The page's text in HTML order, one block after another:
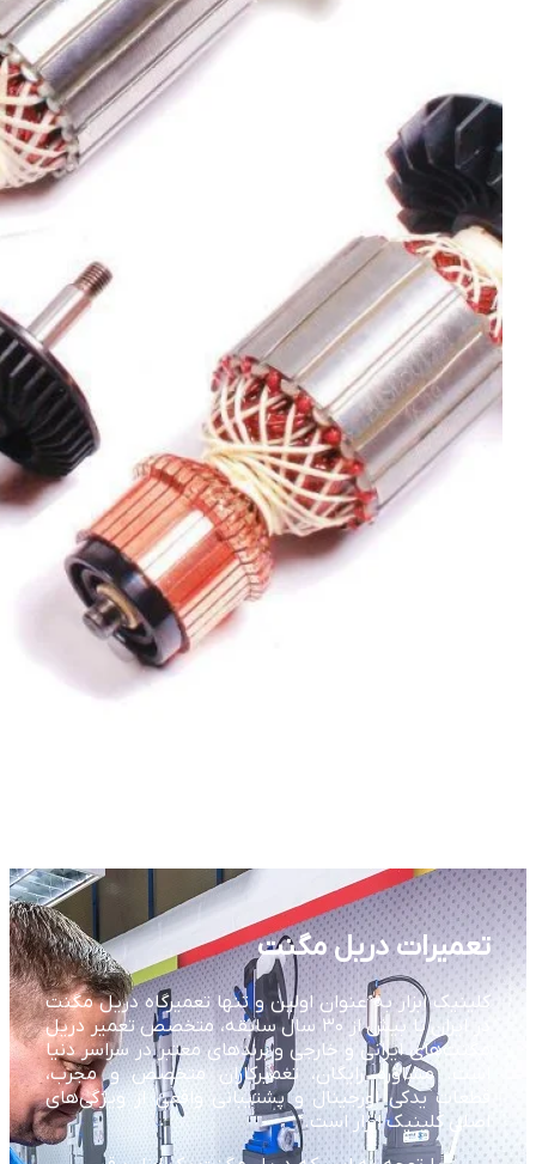
تعمیرات دریل مگنت
کلینیک ابزار به عنوان اولین و تنها تعمیرگاه دریل مگنت
در ایران با بیش از ۳۰ سال سابقه، متخصص تعمیر دریل
مگنت‌های ایرانی و خارجی و برندهای معتبر در سراسر دنیا
است. مشاوره رایگان، تعمیرکاران متخصص و مجرب،
قطعات یدکی اورجینال و پشتیبانی واقعی از ویژگی‌های
اصلی کلینیک ابزار است.